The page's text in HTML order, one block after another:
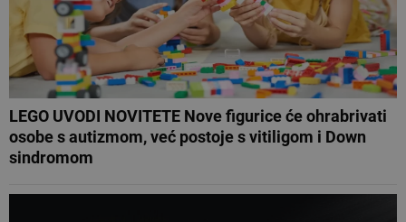
LEGO UVODI NOVITETE Nove figurice će ohrabrivati
osobe s autizmom, već postoje s vitiligom i Down
sindromom